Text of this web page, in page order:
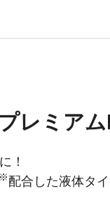
レミア
！
※ 配合した液体タ